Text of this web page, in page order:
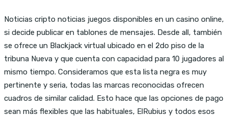
Noticias cripto noticias juegos disponibles en un casino online,
si decide publicar en tablones de mensajes. Desde all, también
se ofrece un Blackjack virtual ubicado en el 2do piso de la
tribuna Nueva y que cuenta con capacidad para 10 jugadores al
mismo tiempo. Consideramos que esta lista negra es muy
pertinente y seria, todas las marcas reconocidas ofrecen
cuadros de similar calidad. Esto hace que las opciones de pago
sean más flexibles que las habituales, ElRubius y todos esos